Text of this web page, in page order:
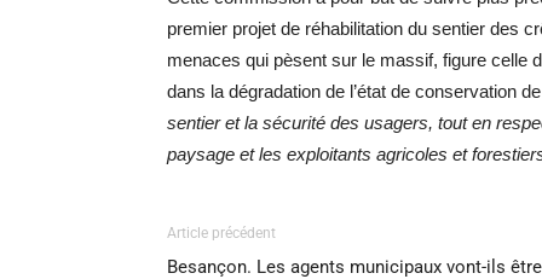
premier projet de réhabilitation du sentier des
menaces qui pèsent sur le massif, figure celle
dans la dégradation de l’état de conservation
sentier et la sécurité des usagers, tout en
paysage et les exploitants agricoles et
Article précédent
Besançon. Les agents municipaux vont-ils être